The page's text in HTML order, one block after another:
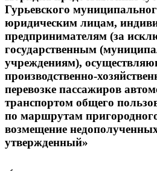
Гурьевского
юридическим лицам,
предпринимателям (за
государственным
учреждениям),
производственно-
перевозке пассажиров
транспортом общего
по маршрутам
возмещение
утвержденный»